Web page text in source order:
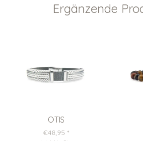
Ergänzende
OTIS
€48,95 *